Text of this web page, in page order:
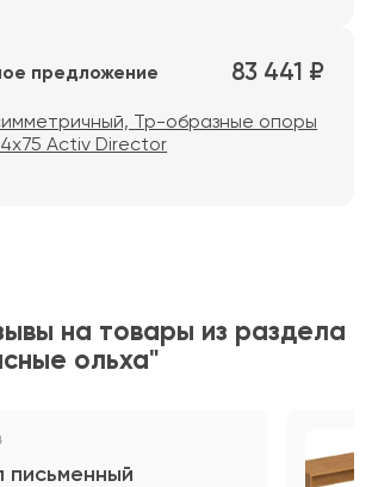
предложение 83 441 ₽
Тр-образные опоры
Activ Director
на товары из раздела
ольха"
письменный